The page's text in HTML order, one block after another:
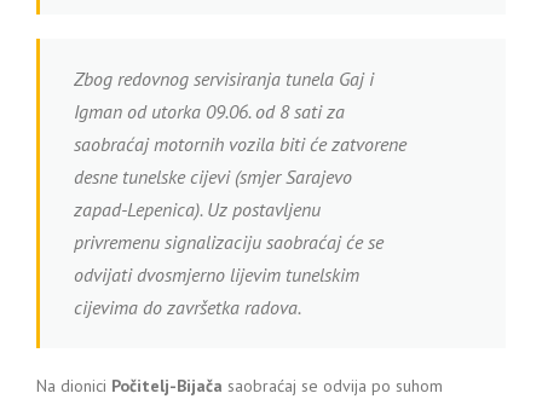
Zbog redovnog servisiranja tunela Gaj i
Igman od utorka 09.06. od 8 sati za
saobraćaj motornih vozila biti će zatvorene
desne tunelske cijevi (smjer Sarajevo
zapad-Lepenica). Uz postavljenu
privremenu signalizaciju saobraćaj će se
odvijati dvosmjerno lijevim tunelskim
cijevima do završetka radova.
Na dionici Počitelj-Bijača saobraćaj se odvija po suhom